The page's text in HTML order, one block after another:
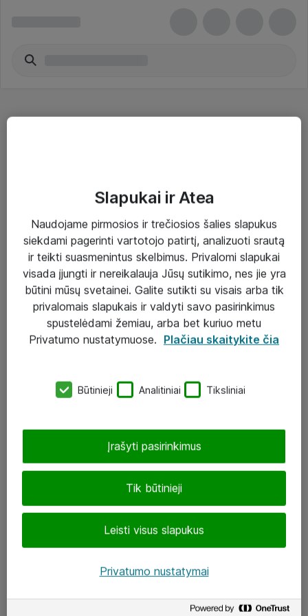
Sprendimai ir paslaugos
Paslaugos
Sprendimai
Įgyvendinti projektai
Atea ekspertų patarimai verslui
UAB „ATEA“
J. Rutkausko g. 6, Vilnius
Atea kontaktai
Aplankykite mus
Slapukai ir Atea
Naudojame pirmosios ir trečiosios šalies slapukus
siekdami pagerinti vartotojo patirtį, analizuoti srautą
ir teikti suasmenintus skelbimus. Privalomi slapukai
visada įjungti ir nereikalauja Jūsų sutikimo, nes jie yra
būtini mūsų svetainei. Galite sutikti su visais arba tik
privalomais slapukais ir valdyti savo pasirinkimus
spustelėdami žemiau, arba bet kuriuo metu
Privatumo nustatymuose. Plačiau skaitykite čia
Būtinieji Analitiniai Tiksliniai
Tik būtinieji
Leisti visus slapukus
Įrašyti pasirinkimus
Privatumo nustatymai